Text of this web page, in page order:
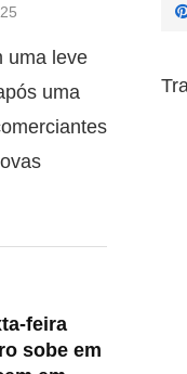
uma leve
uma
feira
sobe em